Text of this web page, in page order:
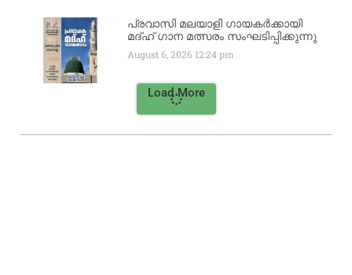
പ്രവാസി മലയാളി ഗായകർക്കായി
മദ്ഹ് ഗാന മത്സരം സംഘടിപ്പിക്കുന്നു
August 6, 2026 12:24 pm
Load More